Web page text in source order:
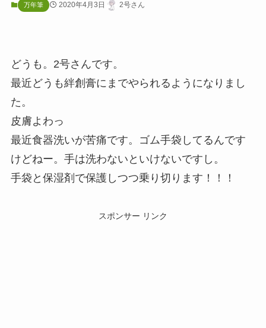
万年筆 2020年4月3日 2号さん
どうも。2号さんです。
最近どうも絆創膏にまでやられるようになりまし
た。
皮膚よわっ
最近食器洗いが苦痛です。ゴム手袋してるんです
けどねー。手は洗わないといけないですし。
手袋と保湿剤で保護しつつ乗り切ります！！！
スポンサー リンク